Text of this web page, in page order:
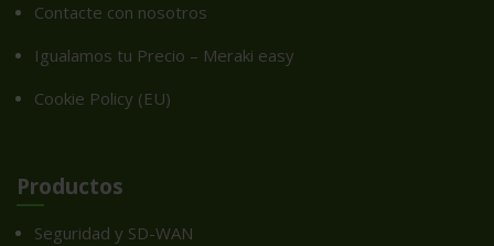
Contacte con nosotros
Igualamos tu Precio – Meraki easy
Cookie Policy (EU)
Productos
Seguridad y SD-WAN